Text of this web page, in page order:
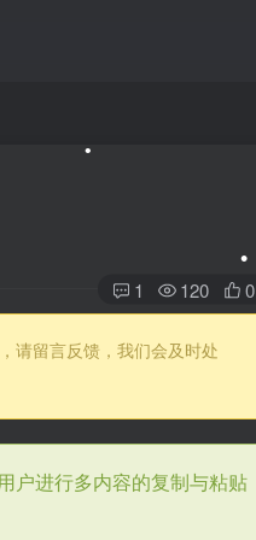
1 120 0
请留言反馈，我们会及时处
户进行多内容的复制与粘贴